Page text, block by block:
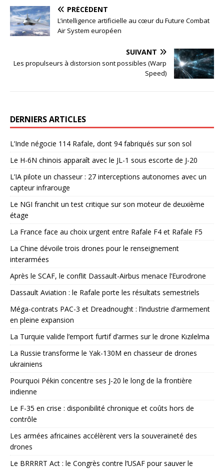
PRÉCÉDENT
L’intelligence artificielle au cœur du Future Combat
Air System européen
SUIVANT
Les propulseurs à distorsion sont possibles (Warp
Speed)
DERNIERS ARTICLES
L’Inde négocie 114 Rafale, dont 94 fabriqués sur son sol
Le H-6N chinois apparaît avec le JL-1 sous escorte de J-20
L’IA pilote un chasseur : 27 interceptions autonomes avec un
capteur infrarouge
Le NGI franchit un test critique sur son moteur de deuxième
étage
La France face au choix urgent entre Rafale F4 et Rafale F5
La Chine dévoile trois drones pour le renseignement
interarmées
Après le SCAF, le conflit Dassault-Airbus menace l’Eurodrone
Dassault Aviation : le Rafale porte les résultats semestriels
Méga-contrats PAC-3 et Dreadnought : l’industrie d’armement
en pleine expansion
La Turquie valide l’emport furtif d’armes sur le drone Kızılelma
La Russie transforme le Yak-130M en chasseur de drones
ukrainiens
Pourquoi Pékin concentre ses J-20 le long de la frontière
indienne
Le F-35 en crise : disponibilité chronique et coûts hors de
contrôle
Les armées africaines accélèrent vers la souveraineté des
drones
Le BRRRRT Act : le Congrès contre l’USAF pour sauver le